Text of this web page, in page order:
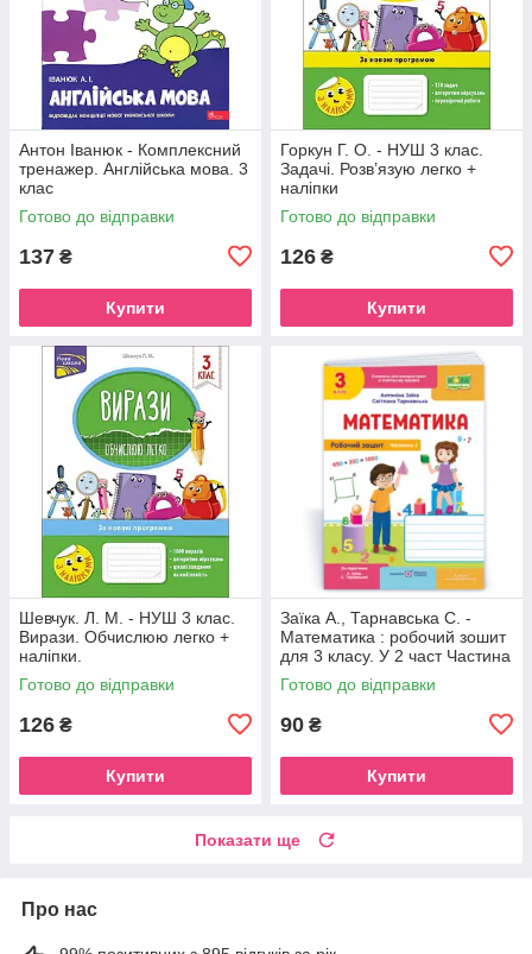
Антон Іванюк - Комплексний
тренажер. Англійська мова. 3
клас
Готово до відправки
137 ₴
Купити
Горкун Г. О. - НУШ 3 клас.
Задачі. Розв’язую легко +
наліпки
Готово до відправки
126 ₴
Купити
Шевчук. Л. М. - НУШ 3 клас.
Вирази. Обчислюю легко +
наліпки.
Готово до відправки
126 ₴
Купити
Заїка А., Тарнавська С. -
Математика : робочий зошит
для 3 класу. У 2 част Частина
1 ( до підруч. А. Заїки, С.
Тарнавської )
Готово до відправки
90 ₴
Купити
Показати ще
Про нас